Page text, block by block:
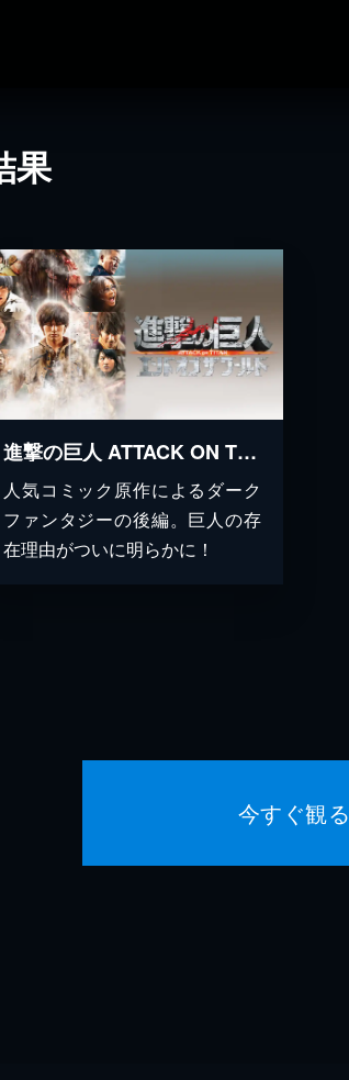
果
進撃の巨人 ATTACK ON TITAN エンド オブ ザ ワールド
人気コミック原作によるダーク
ファンタジーの後編。巨人の存
在理由がついに明らかに！
今すぐ観る